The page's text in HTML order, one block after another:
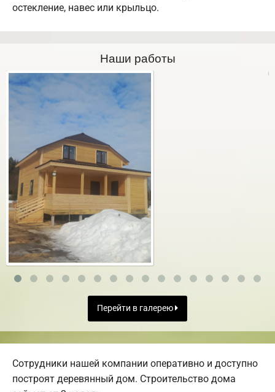
остекление, навес или крыльцо.
Наши работы
Перейти в галерею
Сотрудники нашей компании оперативно и доступно
построят деревянный дом. Строительство дома